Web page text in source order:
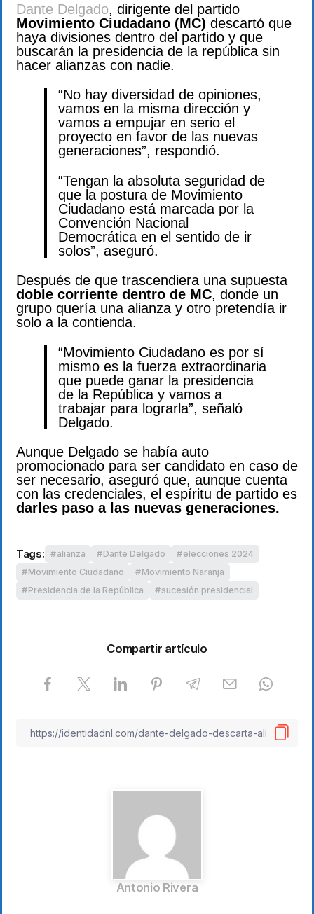
Dante Delgado, dirigente del partido
Movimiento Ciudadano (MC) descartó que
haya divisiones dentro del partido y que
buscarán la presidencia de la república sin
hacer alianzas con nadie.
“No hay diversidad de opiniones,
vamos en la misma dirección y
vamos a empujar en serio el
proyecto en favor de las nuevas
generaciones”, respondió.
“Tengan la absoluta seguridad de
que la postura de Movimiento
Ciudadano está marcada por la
Convención Nacional
Democrática en el sentido de ir
solos”, aseguró.
Después de que trascendiera una supuesta
doble corriente dentro de MC, donde un
grupo quería una alianza y otro pretendía ir
solo a la contienda.
“Movimiento Ciudadano es por sí
mismo es la fuerza extraordinaria
que puede ganar la presidencia
de la República y vamos a
trabajar para lograrla”, señaló
Delgado.
Aunque Delgado se había auto
promocionado para ser candidato en caso de
ser necesario, aseguró que, aunque cuenta
con las credenciales, el espíritu de partido es
darles paso a las nuevas generaciones.
Tags: alianza Dante Delgado
elecciones 2024
Movimiento Ciudadano
Movimiento Naranja
Presidencia de la República
sucesión presidencial
Compartir artículo
Antonio Rivera